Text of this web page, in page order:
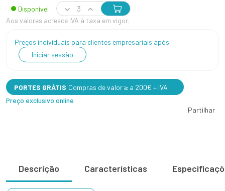
Disponível
Aos valores acresce IVA à taxa em vigor.
Preços individuais para clientes empresariais após
Iniciar sessão
PORTES GRÁTIS Compras de valor ≥ a 200€ + IVA
Preço exclusivo online
Partilhar
Descrição Características